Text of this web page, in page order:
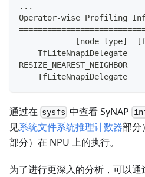
...
Operator-wise Profiling
[node type]
TfLiteNnapiDelegate
TfLiteNnapiDelegate
通过在 sysfs 中查看 SyNAP
见系统文件系统推理计数器部分
部分）在 NPU 上的执行。
为了进行更深入的分析，可以通